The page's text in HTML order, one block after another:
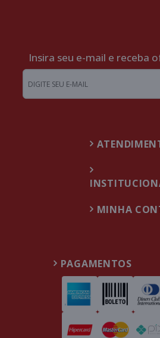
Insira seu e-mail e receba
MINHA
PAGAMENTOS